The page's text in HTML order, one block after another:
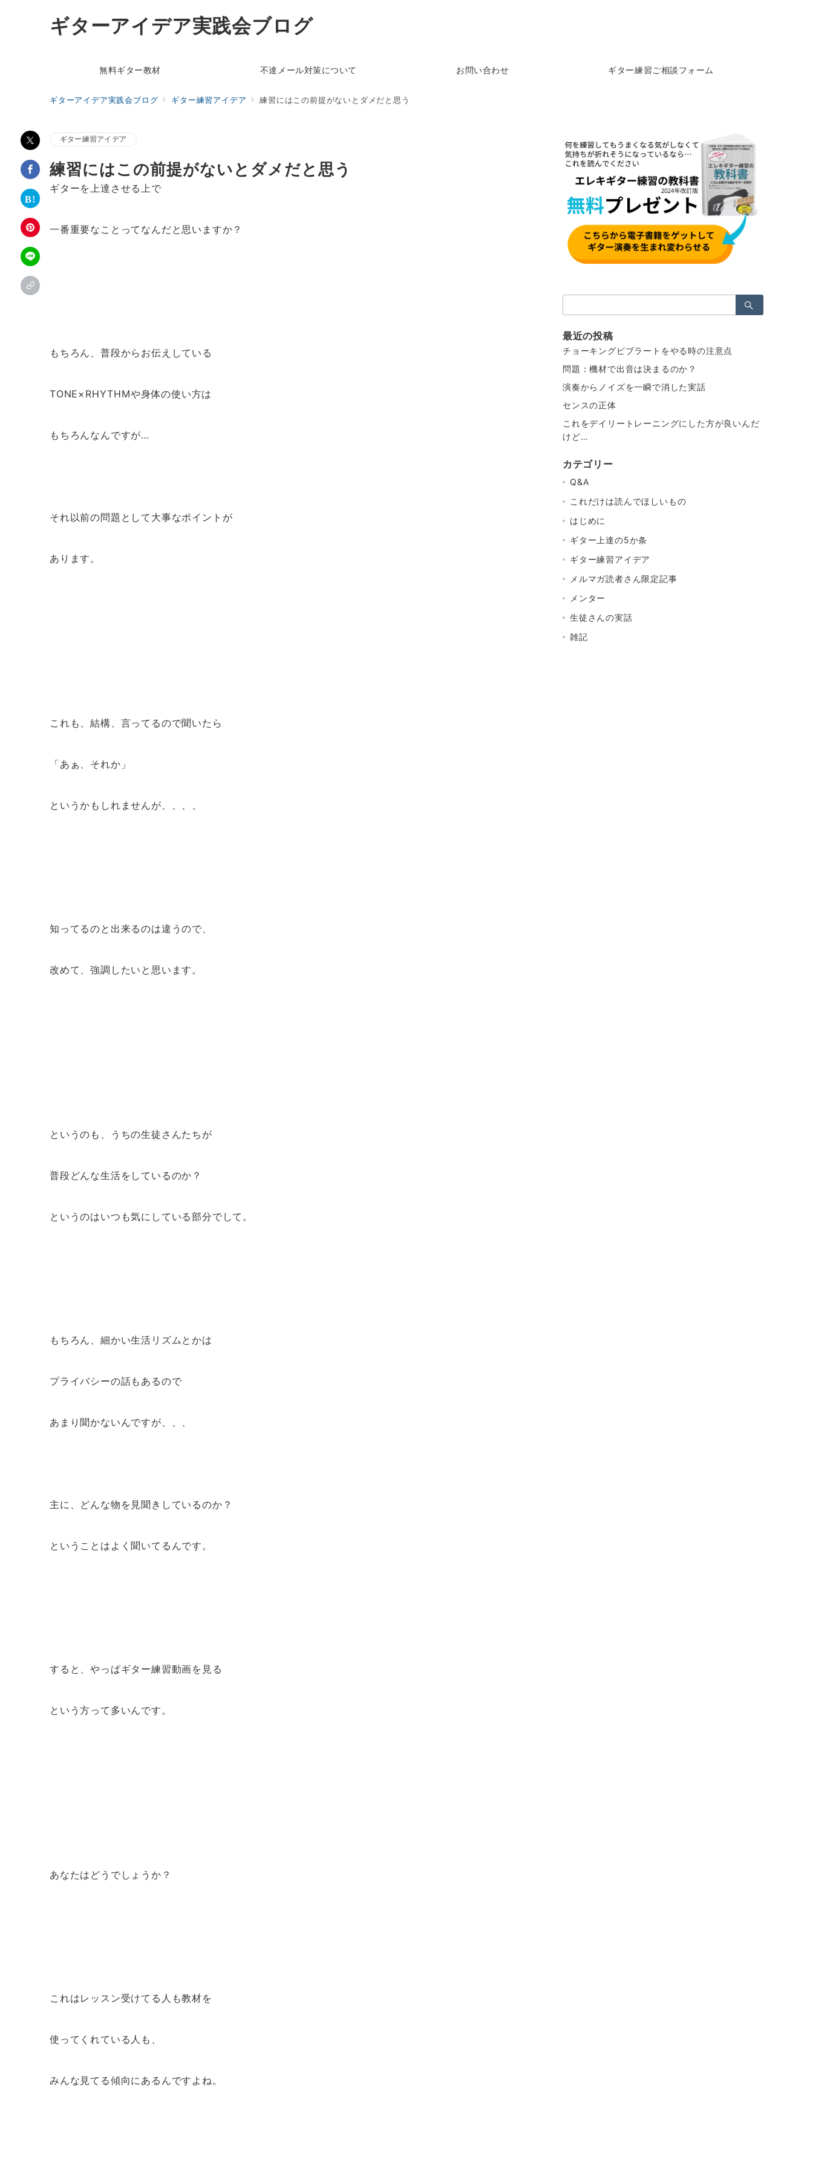
ギターアイデア実践会ブログ
無料ギター教材 不達メール対策について お問い合わせ ギター練習ご相談フォーム
ギターアイデア実践会ブログ ギター練習アイデア 練習にはこの前提がないとダメだと思う
ギター練習アイデア
練習にはこの前提がないとダメだと思う
ギターを上達させる上で
一番重要なことってなんだと思いますか？
もちろん、普段からお伝えしている
TONE×RHYTHMや身体の使い方は
もちろんなんですが…
それ以前の問題として大事なポイントが
あります。
これも、結構、言ってるので聞いたら
「あぁ、それか」
というかもしれませんが、、、、
知ってるのと出来るのは違うので、
改めて、強調したいと思います。
というのも、うちの生徒さんたちが
普段どんな生活をしているのか？
というのはいつも気にしている部分でして。
もちろん、細かい生活リズムとかは
プライバシーの話もあるので
あまり聞かないんですが、、、
主に、どんな物を見聞きしているのか？
ということはよく聞いてるんです。
すると、やっぱギター練習動画を見る
という方って多いんです。
あなたはどうでしょうか？
これはレッスン受けてる人も教材を
使ってくれている人も、
みんな見てる傾向にあるんですよね。
索：
最近の投稿
チョーキングビブラートをやる時の注意点
問題：機材で出音は決まるのか？
演奏からノイズを一瞬で消した実話
センスの正体
これをデイリートレーニングにした方が良いんだ
けど…
カテゴリー
Q&A
これだけは読んでほしいもの
はじめに
ギター上達の5か条
ギター練習アイデア
メルマガ読者さん限定記事
メンター
生徒さんの実話
雑記